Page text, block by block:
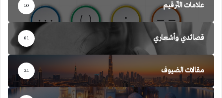
علامات التّرقيم 10
قصائدي وأشعاري 81
مقالات الضيوف 21